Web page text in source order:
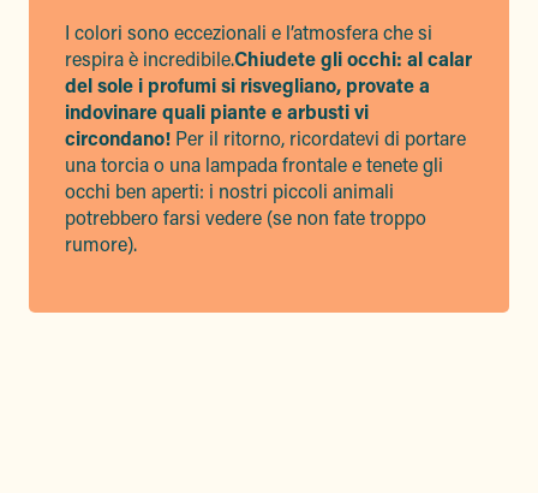
I colori sono eccezionali e l’atmosfera che si
respira è incredibile.Chiudete gli occhi: al calar
del sole i profumi si risvegliano, provate a
indovinare quali piante e arbusti vi
circondano! Per il ritorno, ricordatevi di portare
una torcia o una lampada frontale e tenete gli
occhi ben aperti: i nostri piccoli animali
potrebbero farsi vedere (se non fate troppo
rumore).